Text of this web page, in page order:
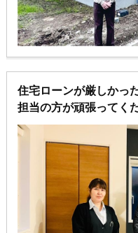
住宅ローンが厳しかっ
担当の方が頑張ってく
感無量です。
自宅の売却から、住宅
ってくださいました。
他の不動産屋様とは親
しかありません！
本当にありがとうござ